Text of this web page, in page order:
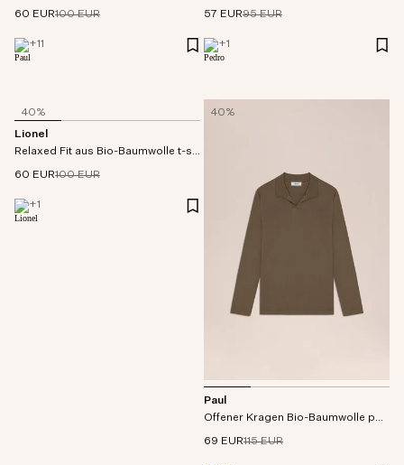
60 EUR100 EUR
+11
57 EUR95 EUR
+1
40%
Lionel
Relaxed Fit aus Bio-Baumwolle t-shirt
60 EUR100 EUR
+1
40%
Paul
Offener Kragen Bio-Baumwolle polo
69 EUR115 EUR